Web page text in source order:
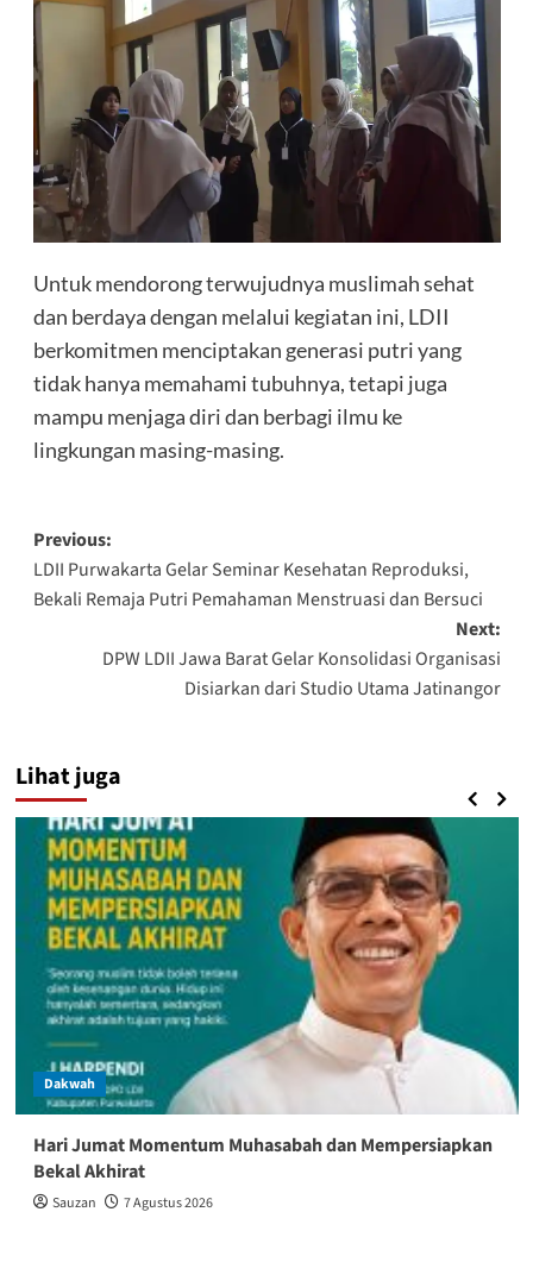
Untuk mendorong terwujudnya muslimah sehat
dan berdaya dengan melalui kegiatan ini, LDII
berkomitmen menciptakan generasi putri yang
tidak hanya memahami tubuhnya, tetapi juga
mampu menjaga diri dan berbagi ilmu ke
lingkungan masing-masing.
Post
navigation
Previous:
LDII Purwakarta Gelar Seminar Kesehatan Reproduksi,
Bekali Remaja Putri Pemahaman Menstruasi dan Bersuci
Next:
DPW LDII Jawa Barat Gelar Konsolidasi Organisasi
Disiarkan dari Studio Utama Jatinangor
Lihat juga
Dakwah
Hari Jumat Momentum Muhasabah dan Mempersiapkan
Bekal Akhirat
Sauzan 7 Agustus 2026